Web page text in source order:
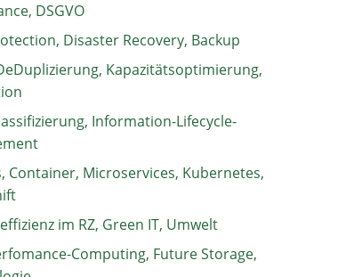
DSGVO
Disaster Recovery, Backup
Kapazitätsoptimierung,
Information-Lifecycle-
Container, Microservices, Kubernetes,
im RZ, Green IT, Umwelt
Computing, Future Storage,